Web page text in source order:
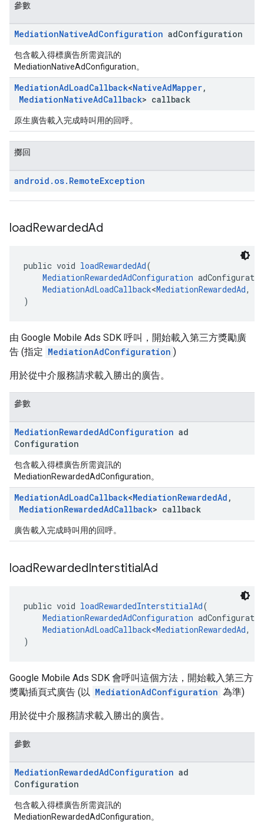
參數
MediationNativeAdConfiguration adConfiguration
包含載入得標廣告所需資訊的
MediationNativeAdConfiguration。
MediationAdLoadCallback<NativeAdMapper,
MediationNativeAdCallback> callback
原生廣告載入完成時叫用的回呼。
擲回
android . os. RemoteException
loadRewardedAd
public void loadRewardedAd(
MediationRewardedAdConfiguration
MediationAdLoadCallback<MediationRewardedAd,
)
由 Google Mobile Ads SDK 呼叫，開始載入第三方獎勵廣
告 (指定 MediationAdConfiguration )
用於從中介服務請求載入勝出的廣告。
參數
MediationRewardedAdConfiguration ad
Configuration
包含載入得標廣告所需資訊的
MediationRewardedAdConfiguration。
MediationAdLoadCallback<MediationRewardedAd ,
MediationRewardedAdCallback> callback
廣告載入完成時叫用的回呼。
loadRewardedInterstitialAd
public void loadRewardedInterstitialAd(
MediationRewardedAdConfiguration
MediationAdLoadCallback<MediationRewardedAd,
)
Google Mobile Ads SDK 會呼叫這個方法，開始載入第三方
獎勵插頁式廣告 (以 MediationAdConfiguration 為準)
用於從中介服務請求載入勝出的廣告。
參數
MediationRewardedAdConfiguration ad
Configuration
包含載入得標廣告所需資訊的
MediationRewardedAdConfiguration。